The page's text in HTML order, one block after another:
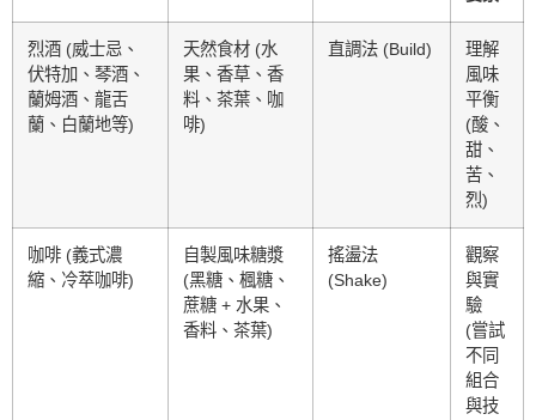
烈酒 (威士忌、
伏特加、琴酒、
蘭姆酒、龍舌
蘭、白蘭地等)
天然食材 (水
果、香草、香
料、茶葉、咖
啡)
直調法 (Build)
理解
風味
平衡
(酸、
甜、
苦、
烈)
咖啡 (義式濃
縮、冷萃咖啡)
自製風味糖漿
(黑糖、楓糖、
蔗糖 + 水果、
香料、茶葉)
搖盪法
(Shake)
觀察
與實
驗
(嘗試
不同
組合
與技